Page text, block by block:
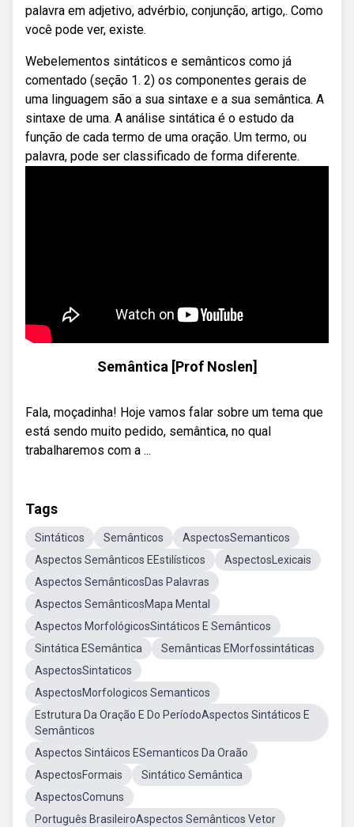
palavra em adjetivo, advérbio, conjunção, artigo,. Como
você pode ver, existe.
Webelementos sintáticos e semânticos como já
comentado (seção 1. 2) os componentes gerais de
uma linguagem são a sua sintaxe e a sua semântica. A
sintaxe de uma. A análise sintática é o estudo da
função de cada termo de uma oração. Um termo, ou
palavra, pode ser classificado de forma diferente.
Semântica [Prof Noslen]
Fala, moçadinha! Hoje vamos falar sobre um tema que
está sendo muito pedido, semântica, no qual
trabalharemos com a ...
Tags
Sintáticos Semânticos
AspectosSemanticos
Aspectos Semânticos EEstilísticos
AspectosLexicais
Aspectos SemânticosDas Palavras
Aspectos SemânticosMapa Mental
Aspectos MorfológicosSintáticos E Semânticos
Sintática ESemântica
Semânticas EMorfossintáticas
AspectosSintaticos
AspectosMorfologicos Semanticos
Estrutura Da Oração E Do PeríodoAspectos Sintáticos E
Semânticos
Aspectos Sintáicos ESemanticos Da Oraão
AspectosFormais
Sintático Semântica
AspectosComuns
Português BrasileiroAspectos Semânticos Vetor